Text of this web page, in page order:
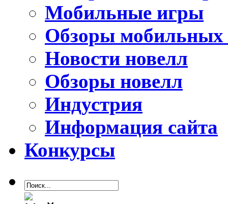
Мобильные игры
Обзоры мобильных
Новости новелл
Обзоры новелл
Индустрия
Информация сайта
Конкурсы